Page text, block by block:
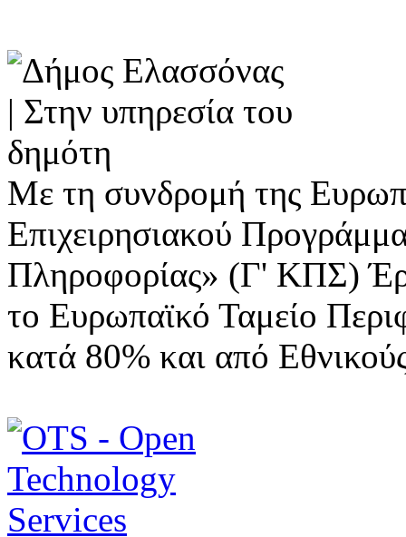
Με τη συνδρομή της
Επιχειρησιακού
Πληροφορίας» (Γ' ΚΠΣ)
το Ευρωπαϊκό Ταμείο
κατά 80% και από